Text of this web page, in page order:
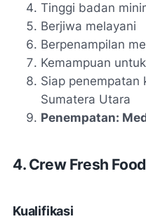
Tinggi badan
Berjiwa melayani
Berpenampilan
Kemampuan
Siap penempatan
Sumatera Utara
Penempatan:
4. Crew Fresh Food
Kualifikasi